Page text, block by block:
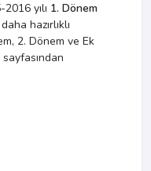
yılı 1. Dönem
hazırlıklı
2. Dönem ve Ek
sayfasından